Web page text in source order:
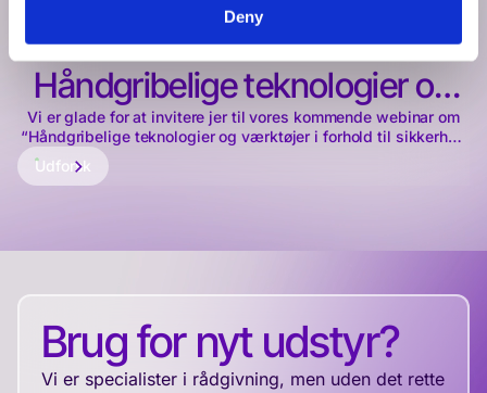
Deny
IT-Sikkerhed og Compliance –
Håndgribelige teknologier og
værktøjer
Vi er glade for at invitere jer til vores kommende webinar om
“Håndgribelige teknologier og værktøjer i forhold til sikkerhed
Udforsk
Brug for nyt udstyr?
Vi er specialister i rådgivning, men uden det rette